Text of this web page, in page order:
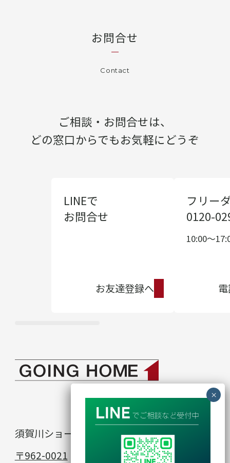
お問合せ
Contact
ご相談・お問合せは、
どの窓口からでもお気軽にどうぞ
LINEで
お問合せ
お友達登録へ
フリー
0120-
10:00〜
須賀川ショールーム
〒962-0021